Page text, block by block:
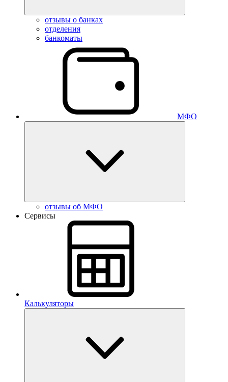
отзывы о банках
отделения
банкоматы
МФО
отзывы об МФО
Сервисы
Калькуляторы